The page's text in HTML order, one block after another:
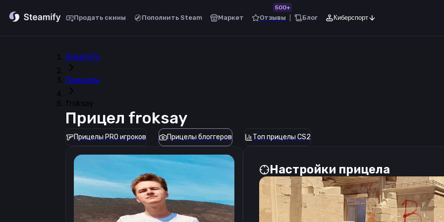
Продать скины Пополнить Steam Маркет Отзывы
500+
Блог Киберспорт
Steamify
Прицелы
froksay
Прицел froksay
Прицелы PRO игроков Прицелы блоггеров Топ прицелы CS2
Настройки прицела